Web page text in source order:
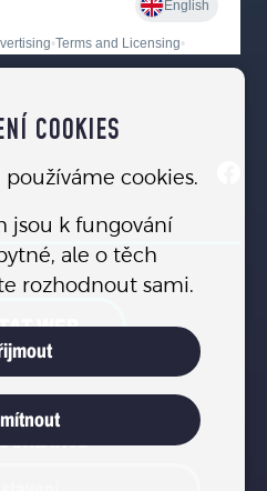
WEB
COOKIES
cookies.
jsou k fungování
ale o těch
rozhodnout sami.